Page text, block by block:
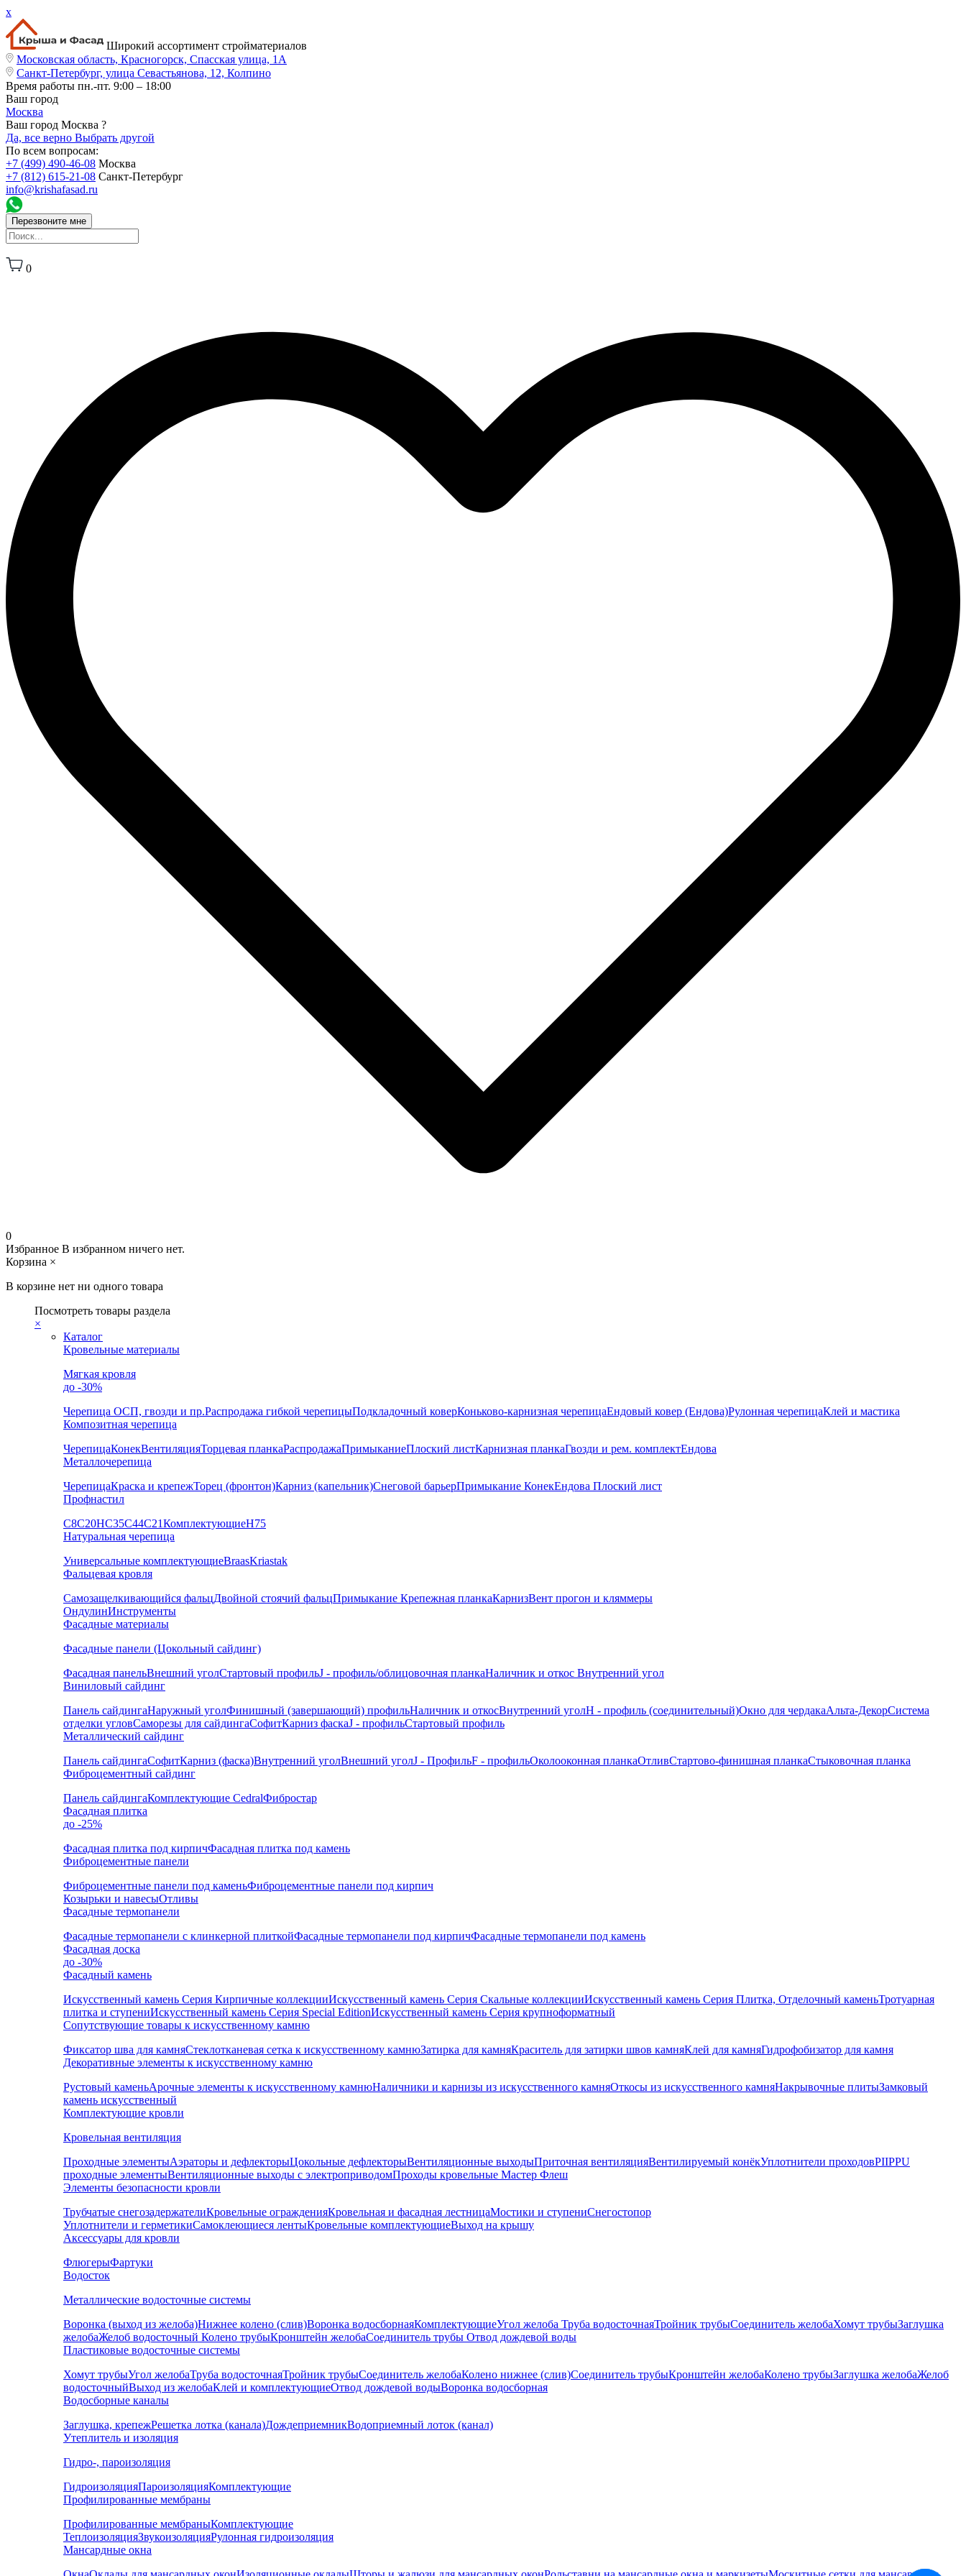
x
Широкий ассортимент стройматериалов
Московская область, Красногорск, Спасская улица, 1А
Санкт-Петербург, улица Севастьянова, 12, Колпино
Время работы пн.-пт. 9:00 – 18:00
Ваш город
Москва
Ваш город Москва ?
Да, все верно Выбрать другой
По всем вопросам:
+7 (499) 490-46-08 Москва
+7 (812) 615-21-08 Санкт-Петербург
info@krishafasad.ru
Перезвоните мне
0
0
Избранное В избранном ничего нет.
Корзина ×
В корзине нет ни одного товара
Посмотреть товары раздела
×
Каталог
Кровельные материалы
Мягкая кровля
до -30%
Черепица ОСП, гвозди и пр.Распродажа гибкой черепицыПодкладочный коверКоньково-карнизная черепицаЕндовый ковер (Ендова)Рулонная черепицаКлей и мастика
Композитная черепица
ЧерепицаКонекВентиляцияТорцевая планкаРаспродажаПримыканиеПлоский листКарнизная планкаГвозди и рем. комплектЕндова
Металлочерепица
ЧерепицаКраска и крепежТорец (фронтон)Карниз (капельник)Снеговой барьерПримыкание КонекЕндова Плоский лист
Профнастил
С8С20НС35С44С21КомплектующиеН75
Натуральная черепица
Универсальные комплектующиеBraasKriastak
Фальцевая кровля
Самозащелкивающийся фальцДвойной стоячий фальцПримыкание Крепежная планкаКарнизВент прогон и кляммеры
ОндулинИнструменты
Фасадные материалы
Фасадные панели (Цокольный сайдинг)
Фасадная панельВнешний уголСтартовый профильJ - профиль/облицовочная планкаНаличник и откос Внутренний угол
Виниловый сайдинг
Панель сайдингаНаружный уголФинишный (завершающий) профильНаличник и откосВнутренний уголH - профиль (соединительный)Окно для чердакаАльта-ДекорСистема
отделки угловСаморезы для сайдингаСофитКарниз фаскаJ - профильСтартовый профиль
Металлический сайдинг
Панель сайдингаСофитКарниз (фаска)Внутренний уголВнешний уголJ - ПрофильF - профильОколооконная планкаОтливСтартово-финишная планкаСтыковочная планка
Фиброцементный сайдинг
Панель сайдингаКомплектующие CedralФибростар
Фасадная плитка
до -25%
Фасадная плитка под кирпичФасадная плитка под камень
Фиброцементные панели
Фиброцементные панели под каменьФиброцементные панели под кирпич
Козырьки и навесыОтливы
Фасадные термопанели
Фасадные термопанели с клинкерной плиткойФасадные термопанели под кирпичФасадные термопанели под камень
Фасадная доска
до -30%
Фасадный камень
Искусственный камень Серия Кирпичные коллекцииИскусственный камень Серия Скальные коллекцииИскусственный камень Серия Плитка, Отделочный каменьТротуарная
плитка и ступениИскусственный камень Серия Special EditionИскусственный камень Серия крупноформатный
Сопутствующие товары к искусственному камню
Фиксатор шва для камняСтеклотканевая сетка к искусственному камнюЗатирка для камняКраситель для затирки швов камняКлей для камняГидрофобизатор для камня
Декоративные элементы к искусственному камню
Рустовый каменьАрочные элементы к искусственному камнюНаличники и карнизы из искусственного камняОткосы из искусственного камняНакрывочные плитыЗамковый
камень искусственный
Комплектующие кровли
Кровельная вентиляция
Проходные элементыАэраторы и дефлекторыЦокольные дефлекторыВентиляционные выходыПриточная вентиляцияВентилируемый конёкУплотнители проходовPIIPPU
проходные элементыВентиляционные выходы с электроприводомПроходы кровельные Мастер Флеш
Элементы безопасности кровли
Трубчатые снегозадержателиКровельные огражденияКровельная и фасадная лестницаМостики и ступениСнегостопор
Уплотнители и герметикиСамоклеющиеся лентыКровельные комплектующиеВыход на крышу
Аксессуары для кровли
ФлюгерыФартуки
Водосток
Металлические водосточные системы
Воронка (выход из желоба)Нижнее колено (слив)Воронка водосборнаяКомплектующиеУгол желоба Труба водосточнаяТройник трубыСоединитель желобаХомут трубыЗаглушка
желобаЖелоб водосточный Колено трубыКронштейн желобаСоединитель трубы Отвод дождевой воды
Пластиковые водосточные системы
Хомут трубыУгол желобаТруба водосточнаяТройник трубыСоединитель желобаКолено нижнее (слив)Соединитель трубыКронштейн желобаКолено трубыЗаглушка желобаЖелоб
водосточныйВыход из желобаКлей и комплектующиеОтвод дождевой водыВоронка водосборная
Водосборные каналы
Заглушка, крепежРешетка лотка (канала)ДождеприемникВодоприемный лоток (канал)
Утеплитель и изоляция
Гидро-, пароизоляция
ГидроизоляцияПароизоляцияКомплектующие
Профилированные мембраны
Профилированные мембраныКомплектующие
ТеплоизоляцияЗвукоизоляцияРулонная гидроизоляция
Мансардные окна